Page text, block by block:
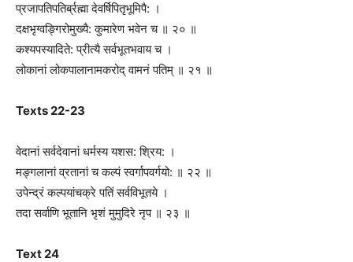
प्रजापतिपतिर्ब्रह्मा देवर्षिपितृभूमिपै: ।
दक्षभृग्वङ्गिरोमुख्यै: कुमारेण भवेन च ॥ २० ॥
कश्यपस्यादिते: प्रीत्यै सर्वभूतभवाय च ।
लोकानां लोकपालानामकरोद् वामनं पतिम् ॥ २१ ॥
Texts 22-23
वेदानां सर्वदेवानां धर्मस्य यशस: श्रिय: ।
मङ्गलानां व्रतानां च कल्पं स्वर्गापवर्गयो: ॥ २२ ॥
उपेन्द्रं कल्पयांचक्रे पतिं सर्वविभूतये ।
तदा सर्वाणि भूतानि भृशं मुमुदिरे नृप ॥ २३ ॥
Text 24